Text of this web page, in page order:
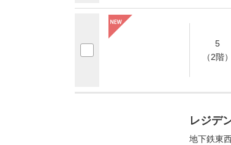
5
（2階）
レジデ
地下鉄東